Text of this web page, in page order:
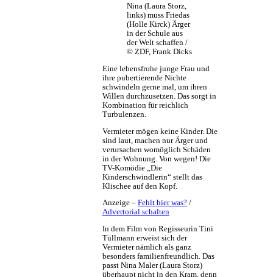
Nina (Laura Storz,
links) muss Friedas
(Holle Kirck) Ärger
in der Schule aus
der Welt schaffen /
© ZDF, Frank Dicks
Eine lebensfrohe junge Frau und
ihre pubertierende Nichte
schwindeln gerne mal, um ihren
Willen durchzusetzen. Das sorgt in
Kombination für reichlich
Turbulenzen.
Vermieter mögen keine Kinder. Die
sind laut, machen nur Ärger und
verursachen womöglich Schäden
in der Wohnung. Von wegen! Die
TV-Komödie „Die
Kinderschwindlerin“ stellt das
Klischee auf den Kopf.
Anzeige – Fehlt hier was? /
Advertorial schalten
In dem Film von Regisseurin Tini
Tüllmann erweist sich der
Vermieter nämlich als ganz
besonders familienfreundlich. Das
passt Nina Maler (Laura Storz)
überhaupt nicht in den Kram, denn